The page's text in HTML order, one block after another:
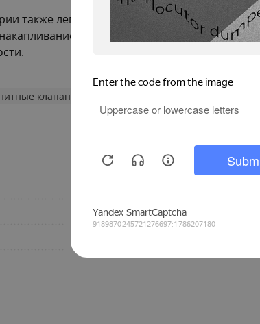
также легко обслуживать. Регулярная
осадка или загрязнений на
клапаны
нормально открытый